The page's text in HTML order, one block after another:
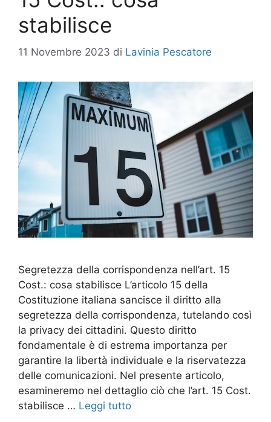
stabilisce
11 Novembre 2023 di Lavinia Pescatore
Segretezza della corrispondenza nell’art. 15
Cost.: cosa stabilisce L’articolo 15 della
Costituzione italiana sancisce il diritto alla
segretezza della corrispondenza, tutelando così
la privacy dei cittadini. Questo diritto
fondamentale è di estrema importanza per
garantire la libertà individuale e la riservatezza
delle comunicazioni. Nel presente articolo,
esamineremo nel dettaglio ciò che l’art. 15 Cost.
stabilisce … Leggi tutto